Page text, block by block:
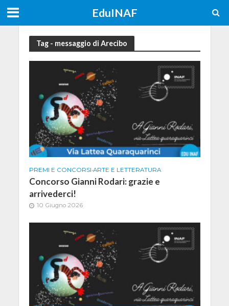
EduINAF
Tag - messaggio di Arecibo
PREMI E CONCORSI•ARTE E LETTERATURA
Concorso Gianni Rodari: grazie e
arrivederci!
10 Giugno 2026